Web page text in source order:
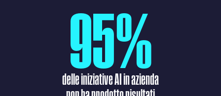
95%
delle iniziative AI in azienda